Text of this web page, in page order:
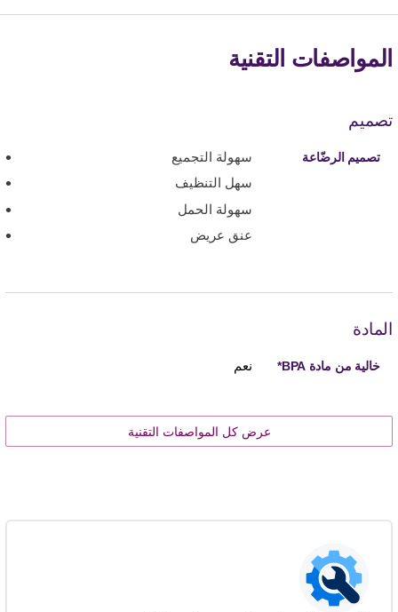
المواصفات التقنية
تصميم
تصميم الرضّاعة
سهولة التجميع
سهل التنظيف
سهولة الحمل
عنق عريض
المادة
خالية من مادة BPA* نعم
عرض كل المواصفات التقنية